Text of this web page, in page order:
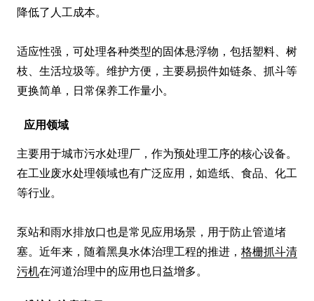
降低了人工成本。
适应性强，可处理各种类型的固体悬浮物，包括塑料、树
枝、生活垃圾等。维护方便，主要易损件如链条、抓斗等
更换简单，日常保养工作量小。
应用领域
主要用于城市污水处理厂，作为预处理工序的核心设备。
在工业废水处理领域也有广泛应用，如造纸、食品、化工
等行业。
泵站和雨水排放口也是常见应用场景，用于防止管道堵
塞。近年来，随着黑臭水体治理工程的推进， 格栅抓斗清
污机在河道治理中的应用也日益增多。